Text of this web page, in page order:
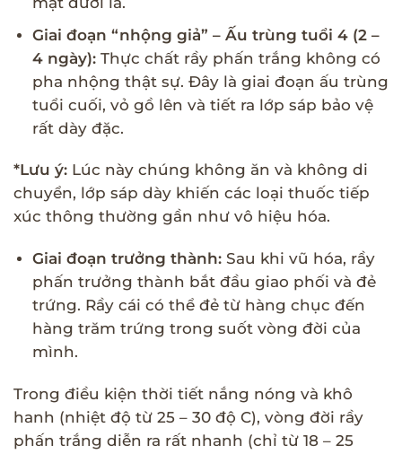
Giai đoạn “nhộng giả” – Ấu trùng tuổi 4 (2 –
4 ngày):Thực chất rầy phấn trắng không có
pha nhộng thật sự. Đây là giai đoạn ấu trùng
tuổi cuối, vỏ gồ lên và tiết ra lớp sáp bảo vệ
rất dày đặc.
*Lưu ý: Lúc này chúng không ăn và không di
chuyển, lớp sáp dày khiến các loại thuốc tiếp
xúc thông thường gần như vô hiệu hóa.
Giai đoạn trưởng thành:Sau khi vũ hóa, rầy
phấn trưởng thành bắt đầu giao phối và đẻ
trứng. Rầy cái có thể đẻ từ hàng chục đến
hàng trăm trứng trong suốt vòng đời của
mình.
Trong điều kiện thời tiết nắng nóng và khô
hanh (nhiệt độ từ 25 – 30 độ C), vòng đời rầy
phấn trắng diễn ra rất nhanh (chỉ từ 18 – 25